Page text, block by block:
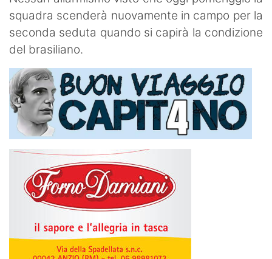
squadra scenderà nuovamente in campo per la
seconda seduta quando si capirà la condizione
del brasiliano.